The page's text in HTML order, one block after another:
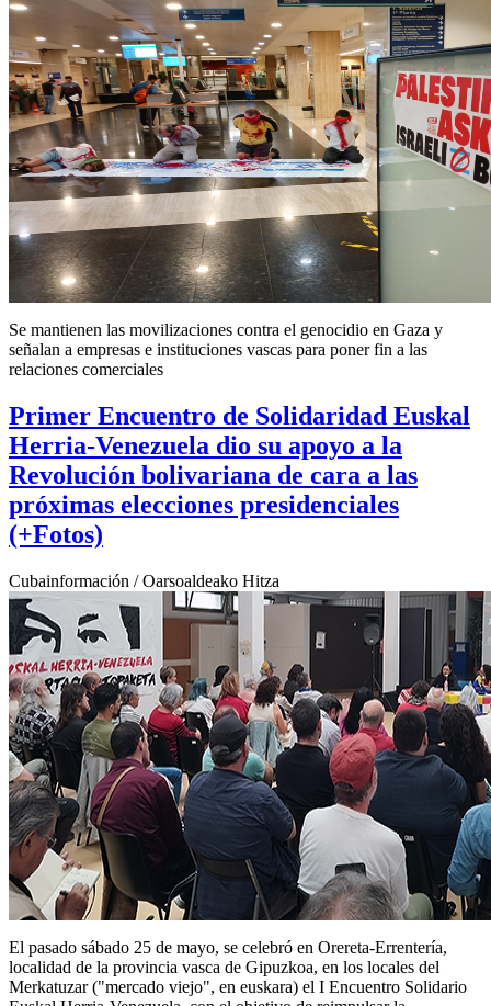
Se mantienen las movilizaciones contra el genocidio en Gaza y
señalan a empresas e instituciones vascas para poner fin a las
relaciones comerciales
Primer Encuentro de Solidaridad Euskal
Herria-Venezuela dio su apoyo a la
Revolución bolivariana de cara a las
próximas elecciones presidenciales
(+Fotos)
Cubainformación / Oarsoaldeako Hitza
El pasado sábado 25 de mayo, se celebró en Orereta-Errentería,
localidad de la provincia vasca de Gipuzkoa, en los locales del
Merkatuzar ("mercado viejo", en euskara) el I Encuentro Solidario